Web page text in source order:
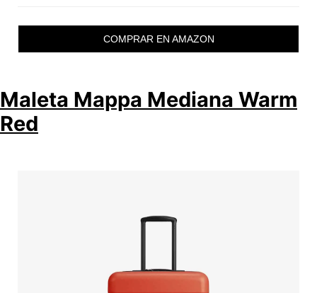
COMPRAR EN AMAZON
Maleta Mappa Mediana Warm
Red